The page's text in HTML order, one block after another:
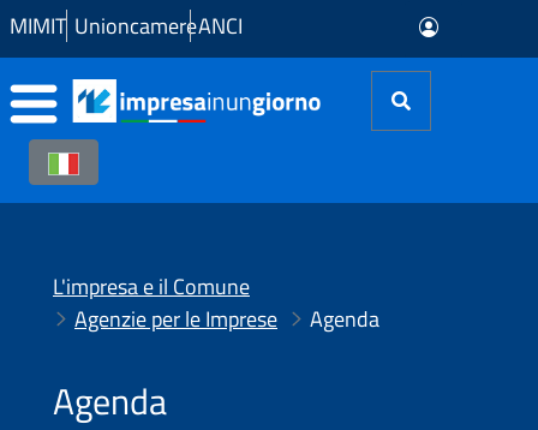
Skip to Main Content
MIMIT UnioncamereANCI
L'impresa e il Comune
Agenzie per le Imprese
Agenda
Agenda